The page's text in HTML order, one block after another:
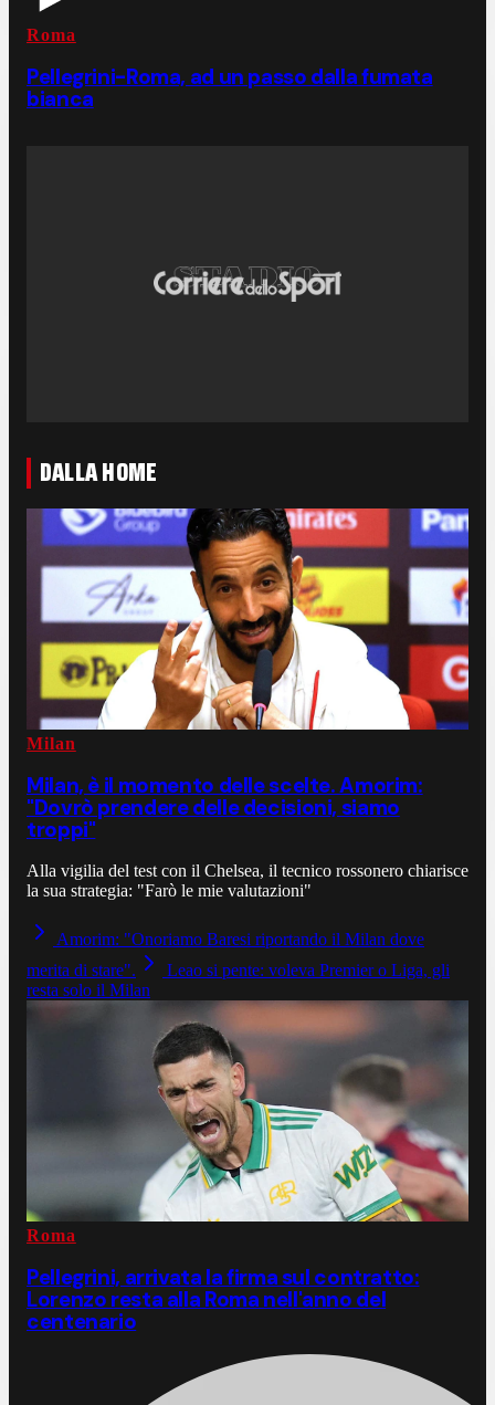
Roma
Pellegrini-Roma, ad un passo dalla fumata
bianca
DALLA HOME
Milan
Milan, è il momento delle scelte. Amorim:
"Dovrò prendere delle decisioni, siamo
troppi"
Alla vigilia del test con il Chelsea, il tecnico rossonero chiarisce
la sua strategia: "Farò le mie valutazioni"
Amorim: "Onoriamo Baresi riportando il Milan dove
merita di stare".
Leao si pente: voleva Premier o Liga, gli
resta solo il Milan
Roma
Pellegrini, arrivata la firma sul contratto:
Lorenzo resta alla Roma nell'anno del
centenario